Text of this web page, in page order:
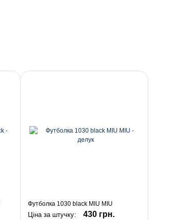
Футболка 1030 black MIU MIU
Ціна за штучку: 430 грн.